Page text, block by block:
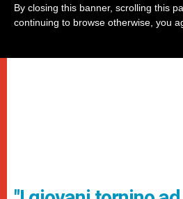
By closing this banner, scrolling this
continuing to browse otherwise, you